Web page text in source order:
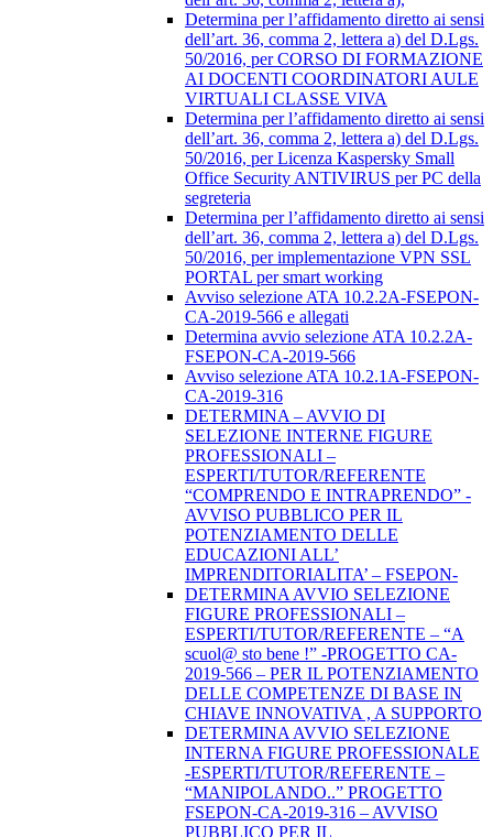
Determina per l’affidamento diretto ai sensi
dell’art. 36, comma 2, lettera a) del D.Lgs.
50/2016, per CORSO DI FORMAZIONE
AI DOCENTI COORDINATORI AULE
VIRTUALI CLASSE VIVA
Determina per l’affidamento diretto ai sensi
dell’art. 36, comma 2, lettera a) del D.Lgs.
50/2016, per Licenza Kaspersky Small
Office Security ANTIVIRUS per PC della
segreteria
Determina per l’affidamento diretto ai sensi
dell’art. 36, comma 2, lettera a) del D.Lgs.
50/2016, per implementazione VPN SSL
PORTAL per smart working
Avviso selezione ATA 10.2.2A-FSEPON-
CA-2019-566 e allegati
Determina avvio selezione ATA 10.2.2A-
FSEPON-CA-2019-566
Avviso selezione ATA 10.2.1A-FSEPON-
CA-2019-316
DETERMINA – AVVIO DI
SELEZIONE INTERNE FIGURE
PROFESSIONALI –
ESPERTI/TUTOR/REFERENTE
“COMPRENDO E INTRAPRENDO” -
AVVISO PUBBLICO PER IL
POTENZIAMENTO DELLE
EDUCAZIONI ALL’
IMPRENDITORIALITA’ – FSEPON-
DETERMINA AVVIO SELEZIONE
FIGURE PROFESSIONALI –
ESPERTI/TUTOR/REFERENTE – “A
scuol@ sto bene !” -PROGETTO CA-
2019-566 – PER IL POTENZIAMENTO
DELLE COMPETENZE DI BASE IN
CHIAVE INNOVATIVA , A SUPPORTO
DETERMINA AVVIO SELEZIONE
INTERNA FIGURE PROFESSIONALE
-ESPERTI/TUTOR/REFERENTE –
“MANIPOLANDO..” PROGETTO
FSEPON-CA-2019-316 – AVVISO
PUBBLICO PER IL